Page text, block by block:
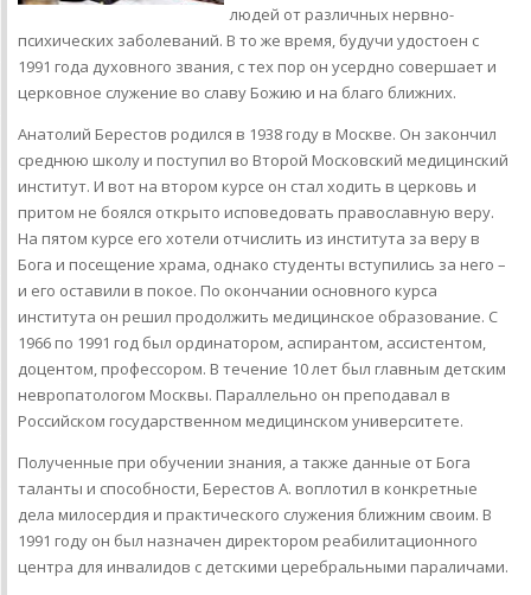
людей от различных нервно-
психических заболеваний. В то же время, будучи удостоен с
1991 года духовного звания, с тех пор он усердно совершает и
церковное служение во славу Божию и на благо ближних.
Анатолий Берестов родился в 1938 году в Москве. Он закончил
среднюю школу и поступил во Второй Московский медицинский
институт. И вот на втором курсе он стал ходить в церковь и
притом не боялся открыто исповедовать православную веру.
На пятом курсе его хотели отчислить из института за веру в
Бога и посещение храма, однако студенты вступились за него –
и его оставили в покое. По окончании основного курса
института он решил продолжить медицинское образование. С
1966 по 1991 год был ординатором, аспирантом, ассистентом,
доцентом, профессором. В течение 10 лет был главным детским
невропатологом Москвы. Параллельно он преподавал в
Российском государственном медицинском университете.
Полученные при обучении знания, а также данные от Бога
таланты и способности, Берестов А. воплотил в конкретные
дела милосердия и практического служения ближним своим. В
1991 году он был назначен директором реабилитационного
центра для инвалидов с детскими церебральными параличами.